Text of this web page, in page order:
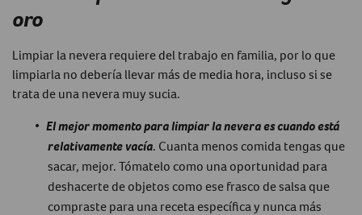
oro
Limpiar la nevera requiere del trabajo en familia, por lo que
limpiarla no debería llevar más de media hora, incluso si se
trata de una nevera muy sucia.
El mejor momento para limpiar la nevera es cuando está
relativamente vacía. Cuanta menos comida tengas que
sacar, mejor. Tómatelo como una oportunidad para
deshacerte de objetos como ese frasco de salsa que
compraste para una receta específica y nunca más